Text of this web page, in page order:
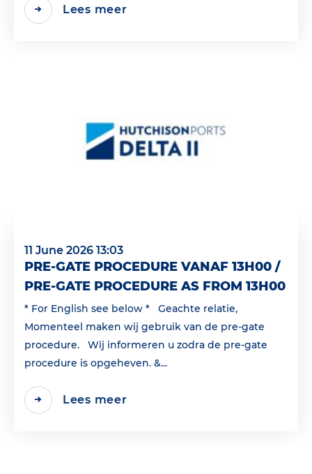
Lees meer
11 June 2026 13:03
PRE-GATE PROCEDURE VANAF 13H00 /
PRE-GATE PROCEDURE AS FROM 13H00
* For English see below * Geachte relatie,
Momenteel maken wij gebruik van de pre-gate
procedure. Wij informeren u zodra de pre-gate
procedure is opgeheven. &...
Lees meer